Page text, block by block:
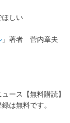
ほしい
」著者 菅内章夫
ース【無料購読】
は無料です。